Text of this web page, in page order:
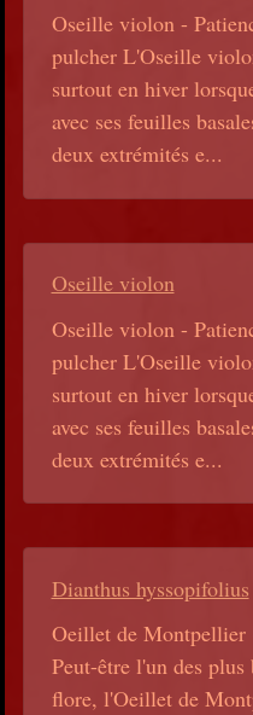
Oseille violon -
pulcher L'Oseille
surtout en hiver
avec ses feuilles
deux extrémités e...
Oseille violon
Oseille violon -
pulcher L'Oseille
surtout en hiver
avec ses feuilles
deux extrémités e...
Dianthus hyssopifolius
Oeillet de Montpellier
Peut-être l'un des
flore, l'Oeillet de